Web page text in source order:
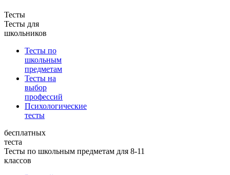
Тесты
Тесты для
школьников
Тесты по
школьным
предметам
Тесты на
выбор
профессий
Психологические
тесты
бесплатных
теста
Тесты по школьным предметам для 8-11
классов